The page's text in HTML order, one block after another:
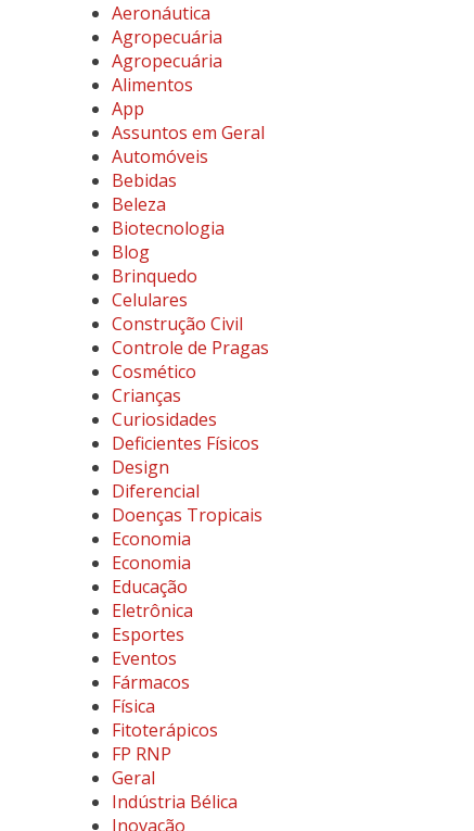
Aeronáutica
Agropecuária
Agropecuária
Alimentos
App
Assuntos em Geral
Automóveis
Bebidas
Beleza
Biotecnologia
Blog
Brinquedo
Celulares
Construção Civil
Controle de Pragas
Cosmético
Crianças
Curiosidades
Deficientes Físicos
Design
Diferencial
Doenças Tropicais
Economia
Economia
Educação
Eletrônica
Esportes
Eventos
Fármacos
Física
Fitoterápicos
FP RNP
Geral
Indústria Bélica
Inovação